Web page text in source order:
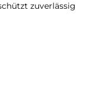
zuverlässig
Smartphone die
voll zugänglich.